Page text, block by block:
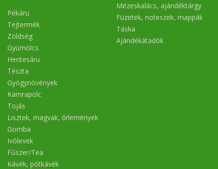
Pékáru
Tejtermék
Zöldség
Gyümölcs
Hentesáru
Tészta
Gyógynövények
Kamrapolc
Tojás
Lisztek, magvak, őrlemények
Gomba
Ivólevek
Fűszer/Tea
Kávék, pótkávék
Mézeskalács, ajándéktárgy
Füzetek, noteszek, mappák
Táska
Ajándékátadók